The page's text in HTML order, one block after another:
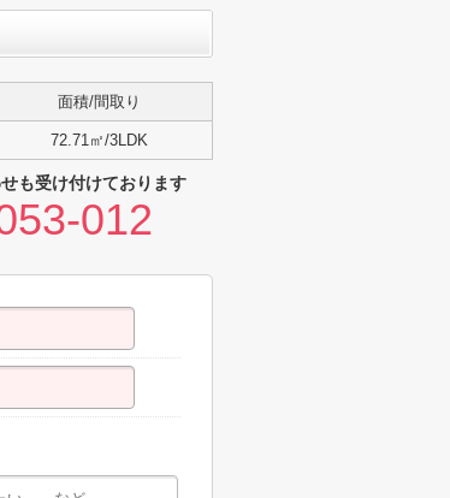
面積/間取り
72.71㎡/3LDK
も受け付けております
012